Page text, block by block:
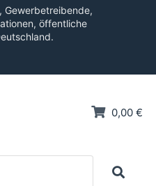
Gewerbetreibende,
öffentliche
0,00 €